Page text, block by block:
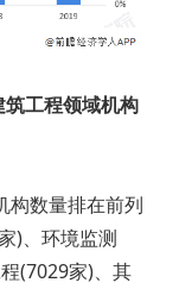
工程领域机构
构数量排在前列
)、环境监测
(7029家)、其